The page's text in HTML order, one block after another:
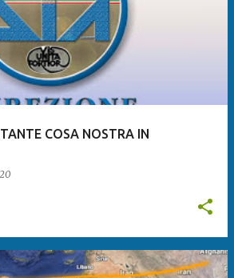
COSA NOSTRA IN